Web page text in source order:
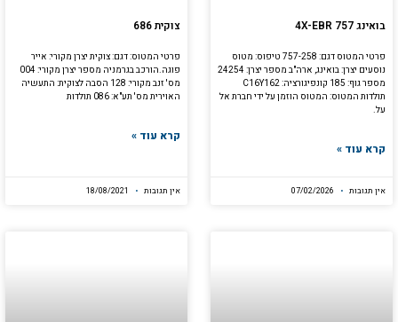
בואינג 757 4X-EBR
פרטי המטוס דגם: 757-258 טיפוס: מטוס
נוסעים יצרן: בואינג, ארה"ב מספר יצרן: 24254
מספר גוף: 185 קונפיגורציה: C16Y162
תולדות המטוס: המטוס הוזמן על ידי חברת אל
על.
קרא עוד »
אין תגובות
צוקית 686
פרטי המטוס: דגם: צוקית יצרן מקורי: אייר
פוגה.הורכב בגרמניה מספר יצרן מקורי: 004
מס' זנב מקורי: 128 הסבה לצוקית: התעשיה
האוירית מס' תע"א: 086 תולדות
קרא עוד »
אין תגובות